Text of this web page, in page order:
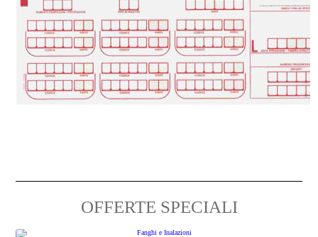
OFFERTE SPECIALI